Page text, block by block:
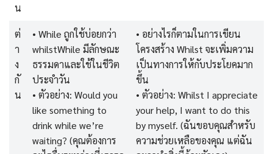
น
ต่
า
ง
กั
น
• While ถูกใช้บ่อยกว่า
whilstWhile มีลักษณะ
ธรรมดาและใช้ในชีวิต
ประจำวัน
• ตัวอย่าง: Would you
like something to
drink while we’re
waiting? (คุณต้องการ
• อย่างไรก็ตามในการเขียน
โครงสร้าง Whilst จะเพิ่มความ
เป็นทางการให้กับประโยคมาก
ขึ้น
• ตัวอย่าง: Whilst I appreciate
your help, I want to do this
by myself. (ฉันขอบคุณสำหรับ
ความช่วยเหลือของคุณ แต่ฉัน